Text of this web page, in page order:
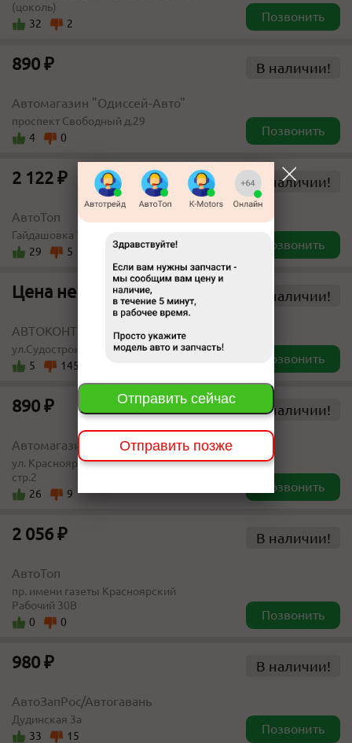
(цоколь)
32
2 Позвонить
890 ₽ В наличии!
Автомагазин "Одиссей-Авто"
проспект Свободный д.29
4
0 Позвонить
2 122 ₽ В наличии!
АвтоТоп
Гайдашовка 7/1
29
5 Позвонить
Цена не указана В наличии!
АВТОКОНТРАКТ
ул.Судостроительная 175
5
145 Позвонить
890 ₽ В наличии!
Автомагазин "Одиссей-Авто"
ул. Красноярский рабочий, д.154,
стр.2
26
9 Позвонить
2 056 ₽ В наличии!
АвтоТоп
пр. имени газеты Красноярский
Рабочий 30В
0
0 Позвонить
980 ₽ В наличии!
АвтоЗапРос/Автогавань
Дудинская 3а
33
15 Позвонить
Отправить сейчас
Отправить позже